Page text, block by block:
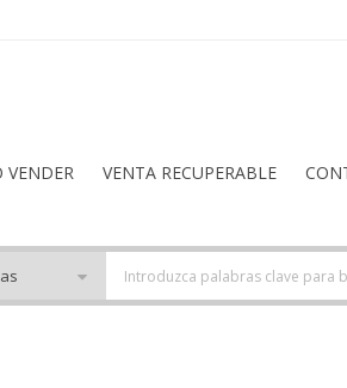
VENDER VENTA RECUPERABLE